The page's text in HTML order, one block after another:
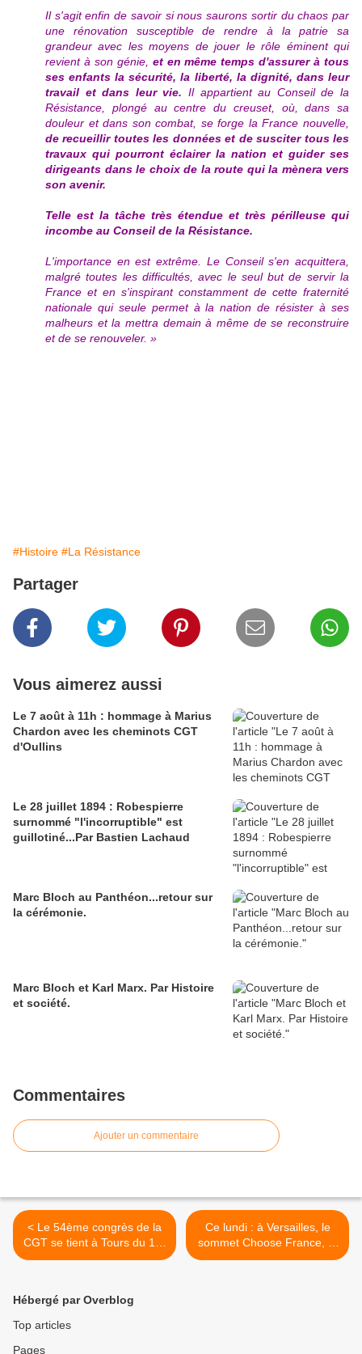
Il s'agit enfin de savoir si nous saurons sortir du chaos par
une rénovation susceptible de rendre à la patrie sa
grandeur avec les moyens de jouer le rôle éminent qui
revient à son génie, et en même temps d'assurer à tous
ses enfants la sécurité, la liberté, la dignité, dans leur
travail et dans leur vie. Il appartient au Conseil de la
Résistance, plongé au centre du creuset, où, dans sa
douleur et dans son combat, se forge la France nouvelle,
de recueillir toutes les données et de susciter tous les
travaux qui pourront éclairer la nation et guider ses
dirigeants dans le choix de la route qui la mènera vers
son avenir.
Telle est la tâche très étendue et très périlleuse qui
incombe au Conseil de la Résistance.
L'importance en est extrême. Le Conseil s'en acquittera,
malgré toutes les difficultés, avec le seul but de servir la
France et en s'inspirant constamment de cette fraternité
nationale qui seule permet à la nation de résister à ses
malheurs et la mettra demain à même de se reconstruire
et de se renouveler. »
#Histoire #La Résistance
Partager
Vous aimerez aussi
Le 7 août à 11h : hommage à Marius
Chardon avec les cheminots CGT
d'Oullins
Le 28 juillet 1894 : Robespierre
surnommé "l'incorruptible" est
guillotiné...Par Bastien Lachaud
Marc Bloch au Panthéon...retour sur
la cérémonie.
Marc Bloch et Karl Marx. Par Histoire
et société.
Commentaires
Ajouter un commentaire
< Le 54ème congrès de la
CGT se tient à Tours du 1er
au 5 juin
Ce lundi : à Versailles, le
sommet Choose France, et
à Tours, le congrès de la
Hébergé par Overblog
Top articles
Pages